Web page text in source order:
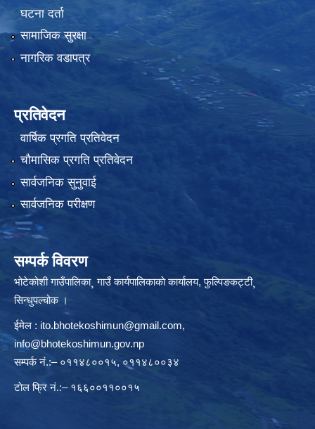
घटना दर्ता
सामाजिक सुरक्षा
नागरिक वडापत्र
प्रतिवेदन
वार्षिक प्रगति प्रतिवेदन
चौमासिक प्रगति प्रतिवेदन
सार्वजनिक सुनुवाई
सार्वजनिक परीक्षण
सम्पर्क विवरण
भोटेकोशी गाउँपालिका¸ गाउँ कार्यपालिकाकाे कार्यालय, फुल्पिङकट्टी¸
सिन्धुपल्चोक ।
ईमेल : ito.bhotekoshimun@gmail.com,
info@bhotekoshimun.gov.np
सम्पर्क नं.:– ०११४८००१५, ०११४८००३४
टाेल फ्रि नं.:– १६६००११००१५